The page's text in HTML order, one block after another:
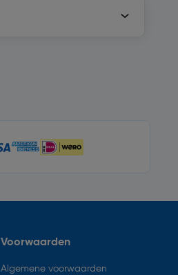
Voorwaarden
Algemene voorwaarden